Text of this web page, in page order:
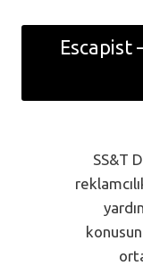
Escapist
SS&T